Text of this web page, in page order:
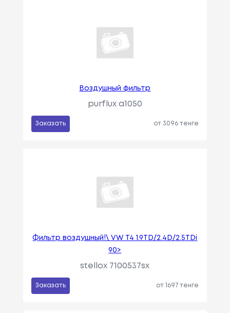
Воздушный фильтр
purflux a1050
Заказать от 3096 тенге
Фильтр воздушный!\ VW T4 1.9TD/2.4D/2.5TDi
90>
stellox 7100537sx
Заказать от 1697 тенге